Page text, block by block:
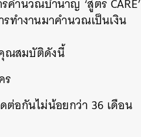
ำนวณบำนาญ ‘สูตร CARE’
ทำงานมาคำนวณเป็นเงิน
ณสมบัติดังนี้
ร
ต่อกันไม่น้อยกว่า 36 เดือน